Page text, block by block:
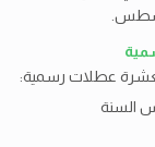
عطلات رسمية: